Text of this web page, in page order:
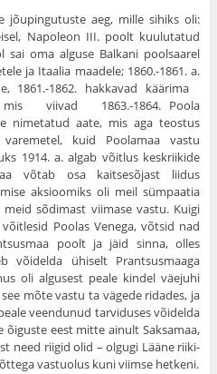
jõupingutuste aeg, mille sihiks oli:
Na­poleon III. poolt kuulutatud
sai oma alguse Balkani poolsaarel
ja Itaalia maadele; 1860.-1861. a.
1861.-1862. hakkavad kää­rima
viivad 1863.-1864. Poola
nimetatud aate, mis aga teostus
kuid Poolamaa vastu
1914. a. algab võitlus keskriikide
võtab osa kaitsesõjast liidus
aksioomiks oli meil sümpaatia
sõdimast viimase vastu. Kuigi
Poolas Venega, võtsid nad
poolt ja jäid sinna, olles
võidelda ühiselt Prantsusmaaga
oli algusest peale kindel väejuhi
mõte vastu ta vägede ridades, ja
veendunud tarviduses võidelda
õiguste eest mitte ainult Saksamaa,
need riigid olid – olgugi Lääne riiki­
vastuolus kuni viimse hetkeni.